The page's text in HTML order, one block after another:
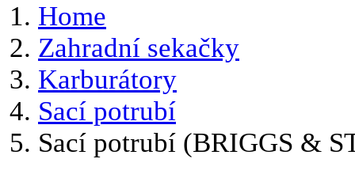
Home
Zahradní sekačky
Karburátory
Sací potrubí
Sací potrubí (BRIGGS &